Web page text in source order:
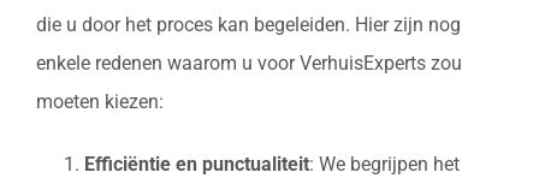
die u door het proces kan begeleiden. Hier zijn nog
enkele redenen waarom u voor VerhuisExperts zou
moeten kiezen:
Efficiëntie en punctualiteit: We begrijpen het